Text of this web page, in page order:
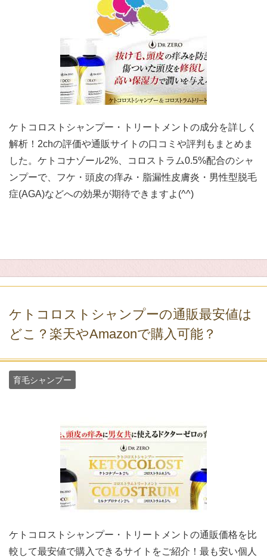
ケトコロストシャンプー・トリートメントの成分を詳しく
解析！2chの評価や通販サイトの口コミや評判もまとめま
した。ケトコナゾール2%、コロストラム0.5%配合のシャ
ンプーで、フケ・頭皮の痒み・脂漏性皮膚炎・男性型脱毛
症(AGA)などへの効果が期待できますよ(^^)
ケトコロストシャンプーの通販最安値は
どこ？楽天やAmazonで購入可能？
育毛シャンプー
ケトコロストシャンプー・トリートメントの通販価格を比
較して最安値で購入できるサイトをご紹介！最も安い個人